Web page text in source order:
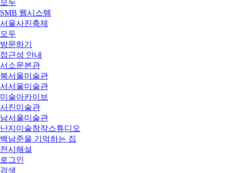
모두
SMB 웹시스템
서울사진축제
모두
방문하기
접근성 안내
서소문본관
북서울미술관
서서울미술관
미술아카이브
사진미술관
남서울미술관
난지미술창작스튜디오
백남준을 기억하는 집
전시해설
로그인
검색